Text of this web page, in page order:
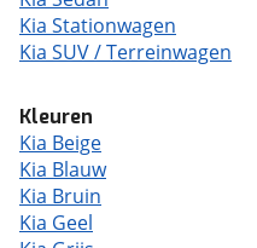
Kia Stationwagen
Kia SUV / Terreinwagen
Kleuren
Kia Beige
Kia Blauw
Kia Bruin
Kia Geel